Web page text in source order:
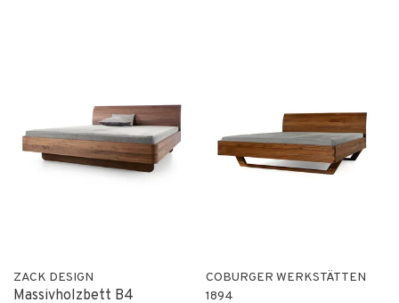
ZACK DESIGN
Massivholzbett B4
COBURGER WERKSTÄTTEN
1894